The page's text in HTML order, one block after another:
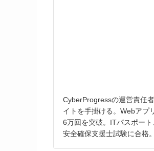
CyberProgressの運営責任
イトを手掛ける。Webアプ
6万回を突破。ITパスポー
安全確保支援士試験に合格。